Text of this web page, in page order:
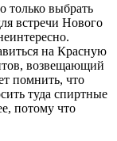
только выбрать
встречи Нового
на Красную
возвещающий
помнить, что
туда спиртные
потому что